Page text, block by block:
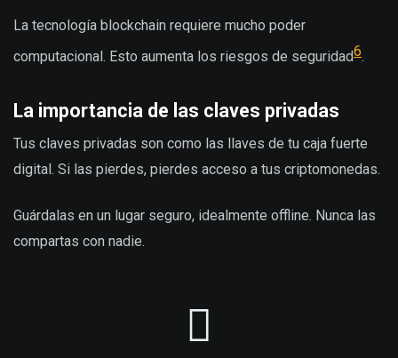
La tecnología blockchain requiere mucho poder
computacional. Esto aumenta los riesgos de seguridad6.
La importancia de las claves privadas
Tus claves privadas son como las llaves de tu caja fuerte
digital. Si las pierdes, pierdes acceso a tus criptomonedas.
Guárdalas en un lugar seguro, idealmente offline. Nunca las
compartas con nadie.